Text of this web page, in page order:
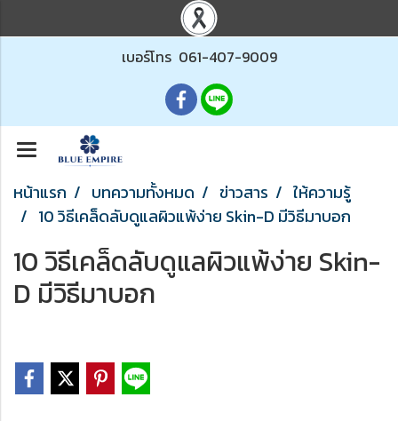
เบอร์โทร 061-407-9009
หน้าแรก บทความทั้งหมด ข่าวสาร
ให้ความรู้
10 วิธีเคล็ดลับดูแลผิวแพ้ง่าย Skin-D มีวิธีมาบอก
10 วิธีเคล็ดลับดูแลผิวแพ้ง่าย Skin-
D มีวิธีมาบอก